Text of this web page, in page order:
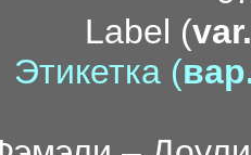
Label (
Этикетка (